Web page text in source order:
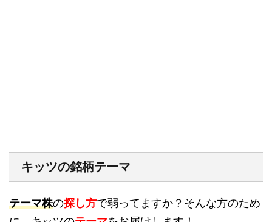
キッツの銘柄テーマ
テーマ株の探し方で弱ってますか？そんな方のため